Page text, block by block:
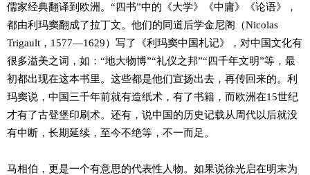
儒家经典翻译到欧洲。“四书”中的《大学》《中庸》《论语》，
都由利玛窦翻成了拉丁文。他们的同道后学金尼阁（Nicolas
Trigault，1577—1629）写了《利玛窦中国札记》，对中国文化有
很多溢美之词，如：“地大物博”“礼仪之邦”“四千年文明”等，最
初都出现在这本书里。这些都是他们宣扬出去，再传回来的。利
玛窦说，中国三千年前就有造纸术，有了书籍，而欧洲在15世纪
才有了古登堡印刷术。还有，说中国的历史记载从周代以后就没
有中断，长期延续，至今不绝等，不一而足。
马相伯，更是一个有意思的代表性人物。如果说徐光启在明末为